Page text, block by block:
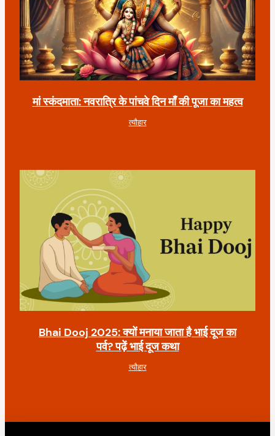
मां स्कंदमाता: नवरात्रि के पांचवे दिन माँ की पूजा का महत्व
त्यौहार
Bhai Dooj 2025: क्यों मनाया जाता है भाई दूज का
पर्व? पढ़ें भाई दूज कथा
त्यौहार